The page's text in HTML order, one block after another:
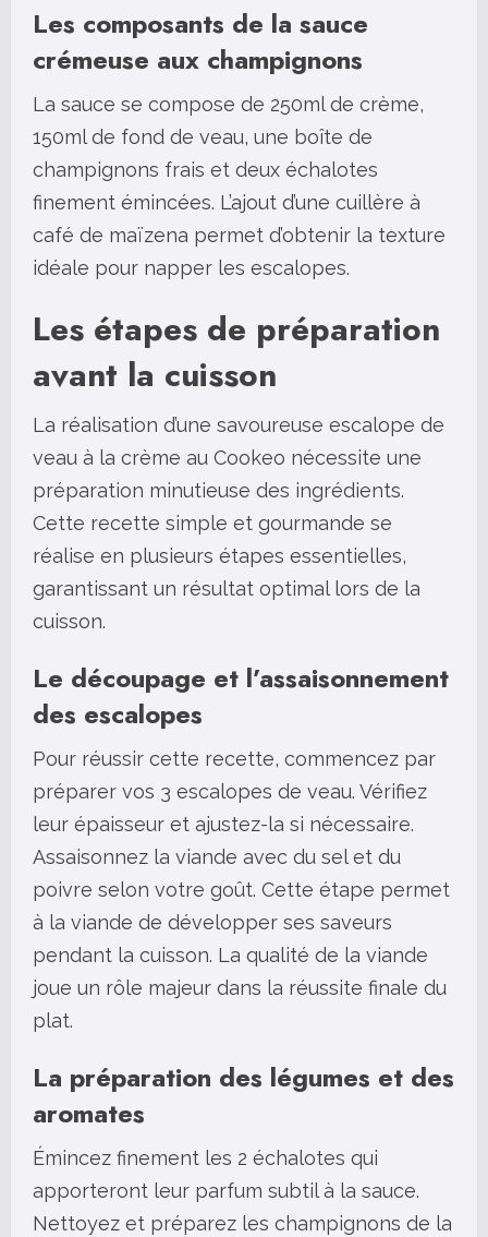
Les composants de la sauce
crémeuse aux champignons
La sauce se compose de 250ml de crème,
150ml de fond de veau, une boîte de
champignons frais et deux échalotes
finement émincées. L’ajout d’une cuillère à
café de maïzena permet d’obtenir la texture
idéale pour napper les escalopes.
Les étapes de préparation
avant la cuisson
La réalisation d’une savoureuse escalope de
veau à la crème au Cookeo nécessite une
préparation minutieuse des ingrédients.
Cette recette simple et gourmande se
réalise en plusieurs étapes essentielles,
garantissant un résultat optimal lors de la
cuisson.
Le découpage et l’assaisonnement
des escalopes
Pour réussir cette recette, commencez par
préparer vos 3 escalopes de veau. Vérifiez
leur épaisseur et ajustez-la si nécessaire.
Assaisonnez la viande avec du sel et du
poivre selon votre goût. Cette étape permet
à la viande de développer ses saveurs
pendant la cuisson. La qualité de la viande
joue un rôle majeur dans la réussite finale du
plat.
La préparation des légumes et des
aromates
Émincez finement les 2 échalotes qui
apporteront leur parfum subtil à la sauce.
Nettoyez et préparez les champignons de la